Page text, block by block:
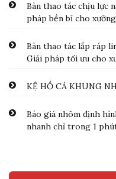
Bàn thao tác chịu lực
pháp bền bỉ cho
Bàn thao tác lắp ráp
Giải pháp tối ưu cho
KỆ HỒ CÁ KHUNG
Báo giá nhôm định
nhanh chỉ trong 1